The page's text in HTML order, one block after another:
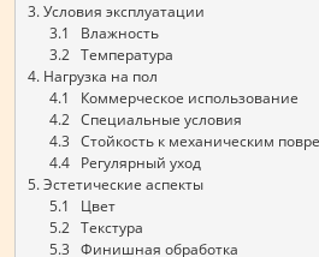
3. Условия эксплуатации
      3.1   Влажность
      3.2   Температура
4. Нагрузка на пол
      4.1   Коммерческое использование
      4.2   Специальные условия
4.3   Стойкость к механическим
      4.4   Регулярный уход
5. Эстетические аспекты
      5.1   Цвет
      5.2   Текстура
      5.3   Финишная обработка